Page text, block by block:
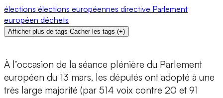
élections élections européennes directive Parlement
européen déchets
Afficher plus de tags Cacher les tags (+)
À l’occasion de la séance plénière du Parlement
européen du 13 mars, les députés ont adopté à une
très large majorité (par 514 voix contre 20 et 91